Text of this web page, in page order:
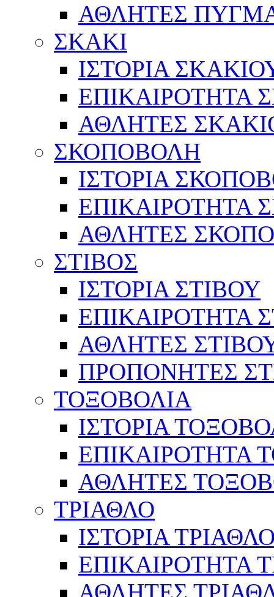
ΑΘΛΗΤΕΣ
ΣΚΑΚΙ
ΙΣΤΟΡΙΑ
ΕΠΙΚΑΙΡΟΤΗΤΑ
ΑΘΛΗΤΕΣ
ΣΚΟΠΟΒΟΛΗ
ΙΣΤΟΡΙΑ
ΕΠΙΚΑΙΡΟΤΗΤΑ
ΑΘΛΗΤΕΣ
ΣΤΙΒΟΣ
ΙΣΤΟΡΙΑ ΣΤΙΒΟΥ
ΕΠΙΚΑΙΡΟΤΗΤΑ
ΑΘΛΗΤΕΣ
ΠΡΟΠΟΝΗΤΕΣ
ΤΟΞΟΒΟΛΙΑ
ΙΣΤΟΡΙΑ
ΕΠΙΚΑΙΡΟΤΗΤΑ
ΑΘΛΗΤΕΣ
ΤΡΙΑΘΛΟ
ΙΣΤΟΡΙΑ
ΕΠΙΚΑΙΡΟΤΗΤΑ